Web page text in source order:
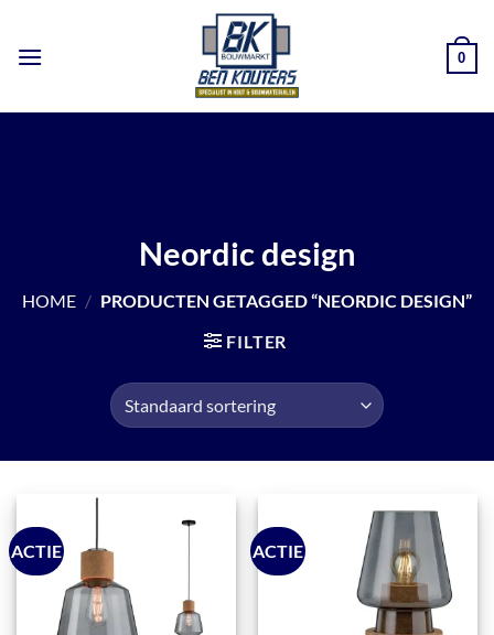
inhoud
0
Neordic design
HOME / PRODUCTEN GETAGGED “NEORDIC DESIGN”
FILTER
ACTIE ACTIE